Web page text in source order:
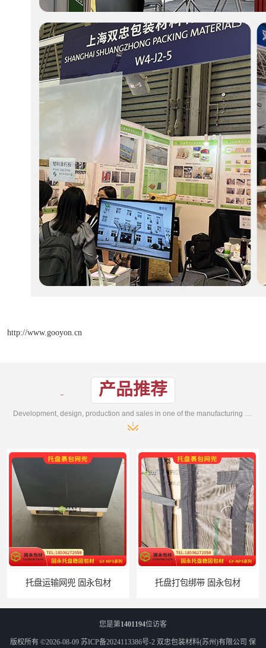
http://www.gooyon.cn
产品推荐
托盘打包绑带 固永包材
您是第1401194位访客
版权所有 ©2026-08-09 苏ICP备2024113386号-2 双忠包装材料(苏州)有限公司 保